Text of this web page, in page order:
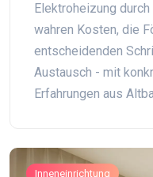
was er
Elektroheizung
wahren Kosten, die
entscheidenden
Austausch - mit
Erfahrungen aus
Inneneinrichtung